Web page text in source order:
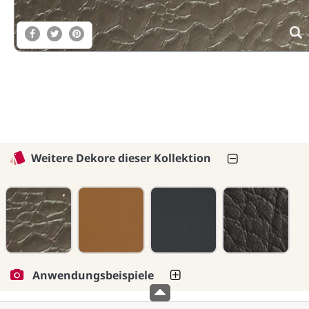
Weitere Dekore dieser Kollektion
Anwendungsbeispiele